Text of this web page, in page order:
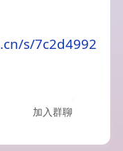
s/7c2d4992
加入群聊